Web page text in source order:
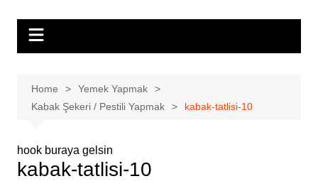
Home
Yemek Yapmak
Kabak Şekeri / Pestili Yapmak
kabak-tatlisi-10
hook buraya gelsin
kabak-tatlisi-10